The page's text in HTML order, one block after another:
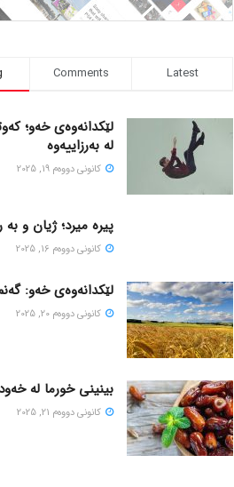
Comments Latest
لێکدانەوەی خەو؛
لە بەرزاییەوە
كانونی دووه‌م 19, 2025
پیره میرد؛ ژیان و
كانونی دووه‌م 16, 2025
لێکدانەوەی خەو:
كانونی دووه‌م 20, 2025
بینینی خورما لە
كانونی دووه‌م 21, 2025